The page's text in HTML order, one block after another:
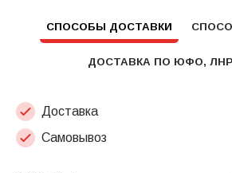
СПОСОБЫ ДОСТАВКИ
ДОСТАВКА ПО ЮФО,
Доставка
Самовывоз